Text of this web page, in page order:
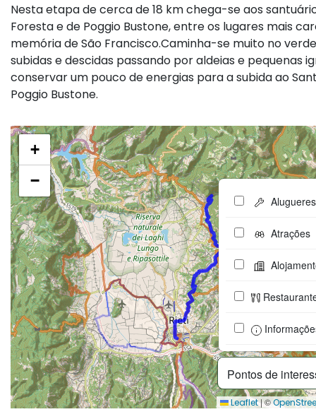
Nesta etapa de cerca de 18 km chega-se aos
Foresta e de Poggio Bustone, entre os lugares mais
memória de São Francisco.Caminha-se muito no
subidas e descidas passando por aldeias e pequenas
conservar um pouco de energias para a subida ao
Poggio Bustone.
+
−
Pontos de
Alugueres
Atrações
Leaflet|©